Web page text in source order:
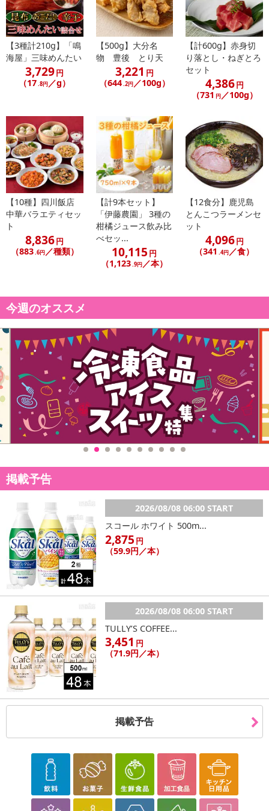
休業日
その他共通および商品カテゴリー別注意事項（※必ずご確認くだ
さい）
【3種計210g】「鳴
海屋」三味めんたい
3,729円
（17 .8円 ／g）
【500g】大分名
物 豊後 とり天
3,221 円
（644 .2円／100g）
【計600g】赤身切
り落とし・ねぎとろ
セット
4,386円
（731 円／100g）
【10種】四川飯店
中華バラエティセッ
ト
8,836円
（883.6円／種類）
【計9本セット】
「伊藤農園」 3種の
柑橘ジュース飲み比
べセッ...
10,115 円
（1,123.9円／本）
【12食分】鹿児島
とんこつラーメンセ
ット
4,096円
（341 .4円／食）
今週のオススメ
掲載予告
2026/08/08 06:00 START
スコール ホワイト 500m...
2,875 円
（59.9円／本）
2026/08/08 06:00 START
TULLY’S COFFEE...
3,451 円
（71.9円／本）
掲載予告